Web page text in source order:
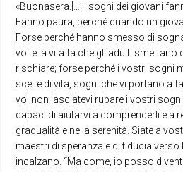
«Buonasera.[…] I sogni dei giovani
Fanno paura, perché quando un
Forse perché hanno smesso di
volte la vita fa che gli adulti smettano
rischiare; forse perché i vostri sogni
scelte di vita, sogni che vi portano a
voi non lasciatevi rubare i vostri
capaci di aiutarvi a comprenderli e a
gradualità e nella serenità. Siate a
maestri di speranza e di fiducia verso
incalzano. “Ma come, io posso